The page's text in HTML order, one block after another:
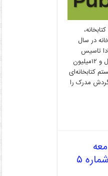
در سال
تاسیس
گردید. در حال حاضر دارای ۱۰۰ شعبه فعال و ۱۲میلیون
کتابخانه‌ای
۲۰۰۸ بیشترین گردش مدرک را
دانایی محور (کتابخانه ی شماره ۵